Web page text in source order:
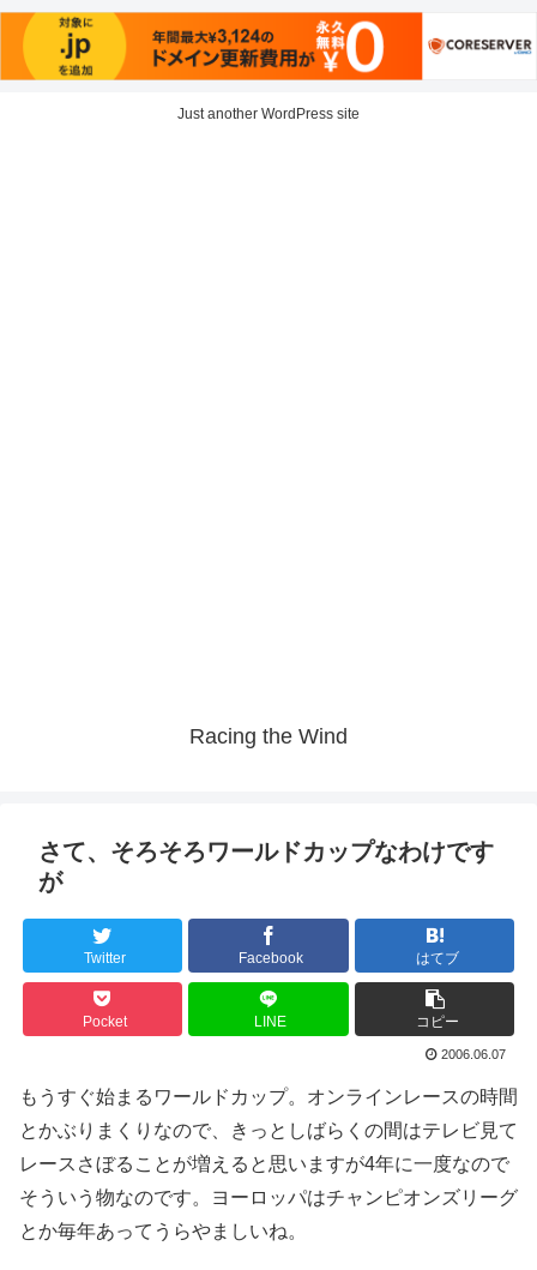
Just another WordPress site
Racing the Wind
さて、そろそろワールドカップなわけです
が
Twitter Facebook はてブ
Pocket LINE コピー
2006.06.07
もうすぐ始まるワールドカップ。オンラインレースの時間
とかぶりまくりなので、きっとしばらくの間はテレビ見て
レースさぼることが増えると思いますが4年に一度なので
そういう物なのです。ヨーロッパはチャンピオンズリーグ
とか毎年あってうらやましいね。